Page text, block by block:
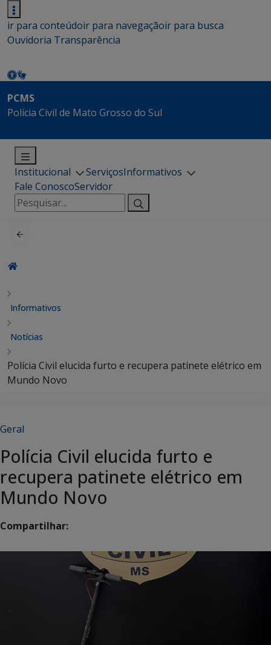
ir para conteúdoir para navegaçãoir para busca
Ouvidoria Transparência
PCMS
Polícia Civil de Mato Grosso do Sul
Institucional ServiçosInformativos
Fale ConoscoServidor
Pesquisar
por:
Informativos
Notícias
Polícia Civil elucida furto e recupera patinete elétrico em
Mundo Novo
Geral
Polícia Civil elucida furto e
recupera patinete elétrico em
Mundo Novo
Compartilhar: